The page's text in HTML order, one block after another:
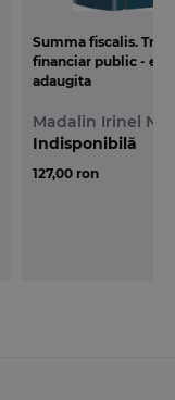
in domeniul
Summa fiscalis.
financiar public -
adaugita
Madalin Irinel
127,00 ron
Indisponibilă